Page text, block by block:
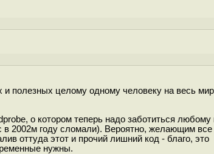
полезных целому одному человеку на весь
о котором теперь надо заботиться любому
2002м году сломали). Вероятно, желающим все
оттуда этот и прочий лишний код - благо, это
нужны.